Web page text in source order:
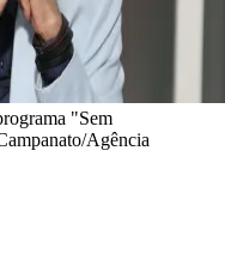
"Sem
Agência